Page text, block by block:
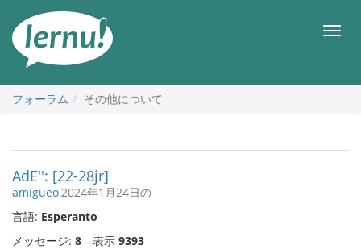
メ
フォーラム
その他について
AdE'': [22-28jr]
amigueo,2024年1月24日の
言語: Esperanto
メッセージ: 8 表示 9393